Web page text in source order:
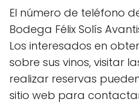
El número de teléfono
Bodega Félix Solís
Los interesados en
sobre sus vinos, visitar
realizar reservas
sitio web para